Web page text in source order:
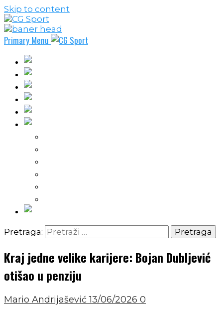
Skip to content
Primary Menu
Pretraga:
Kraj jedne velike karijere: Bojan Dubljević
otišao u penziju
Mario Andrijašević13/06/2026 0